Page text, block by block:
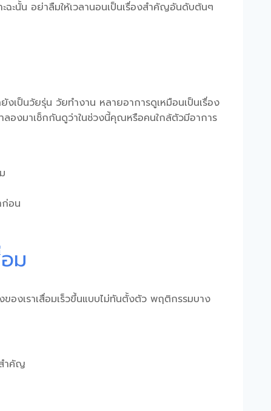
ะฉะนั้น อย่าลืมให้เวลานอนเป็นเรื่องสำคัญอันดับต้นๆ
ป็นวัยรุ่น วัยทำงาน หลายอาการดูเหมือนเป็นเรื่อง
ลองมาเช็กกันดูว่าในช่วงนี้คุณหรือคนใกล้ตัวมีอาการ
อน
ม
องเราเสื่อมเร็วขึ้นแบบไม่ทันตั้งตัว พฤติกรรมบาง
ำคัญ